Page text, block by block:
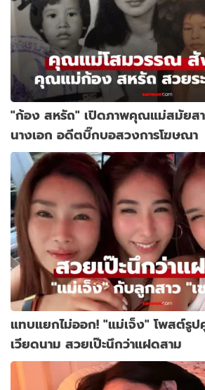
"ก้อง สหรัถ" เปิดภาพคุณแม่สมัยส
นางเอก อดีตบิ๊กบอสวงการโฆษณา
แทบแยกไม่ออก! "แม่เจ็ง" โพสต์รูป
เวียดนาม สวยเป๊ะนึกว่าแฝดสาม